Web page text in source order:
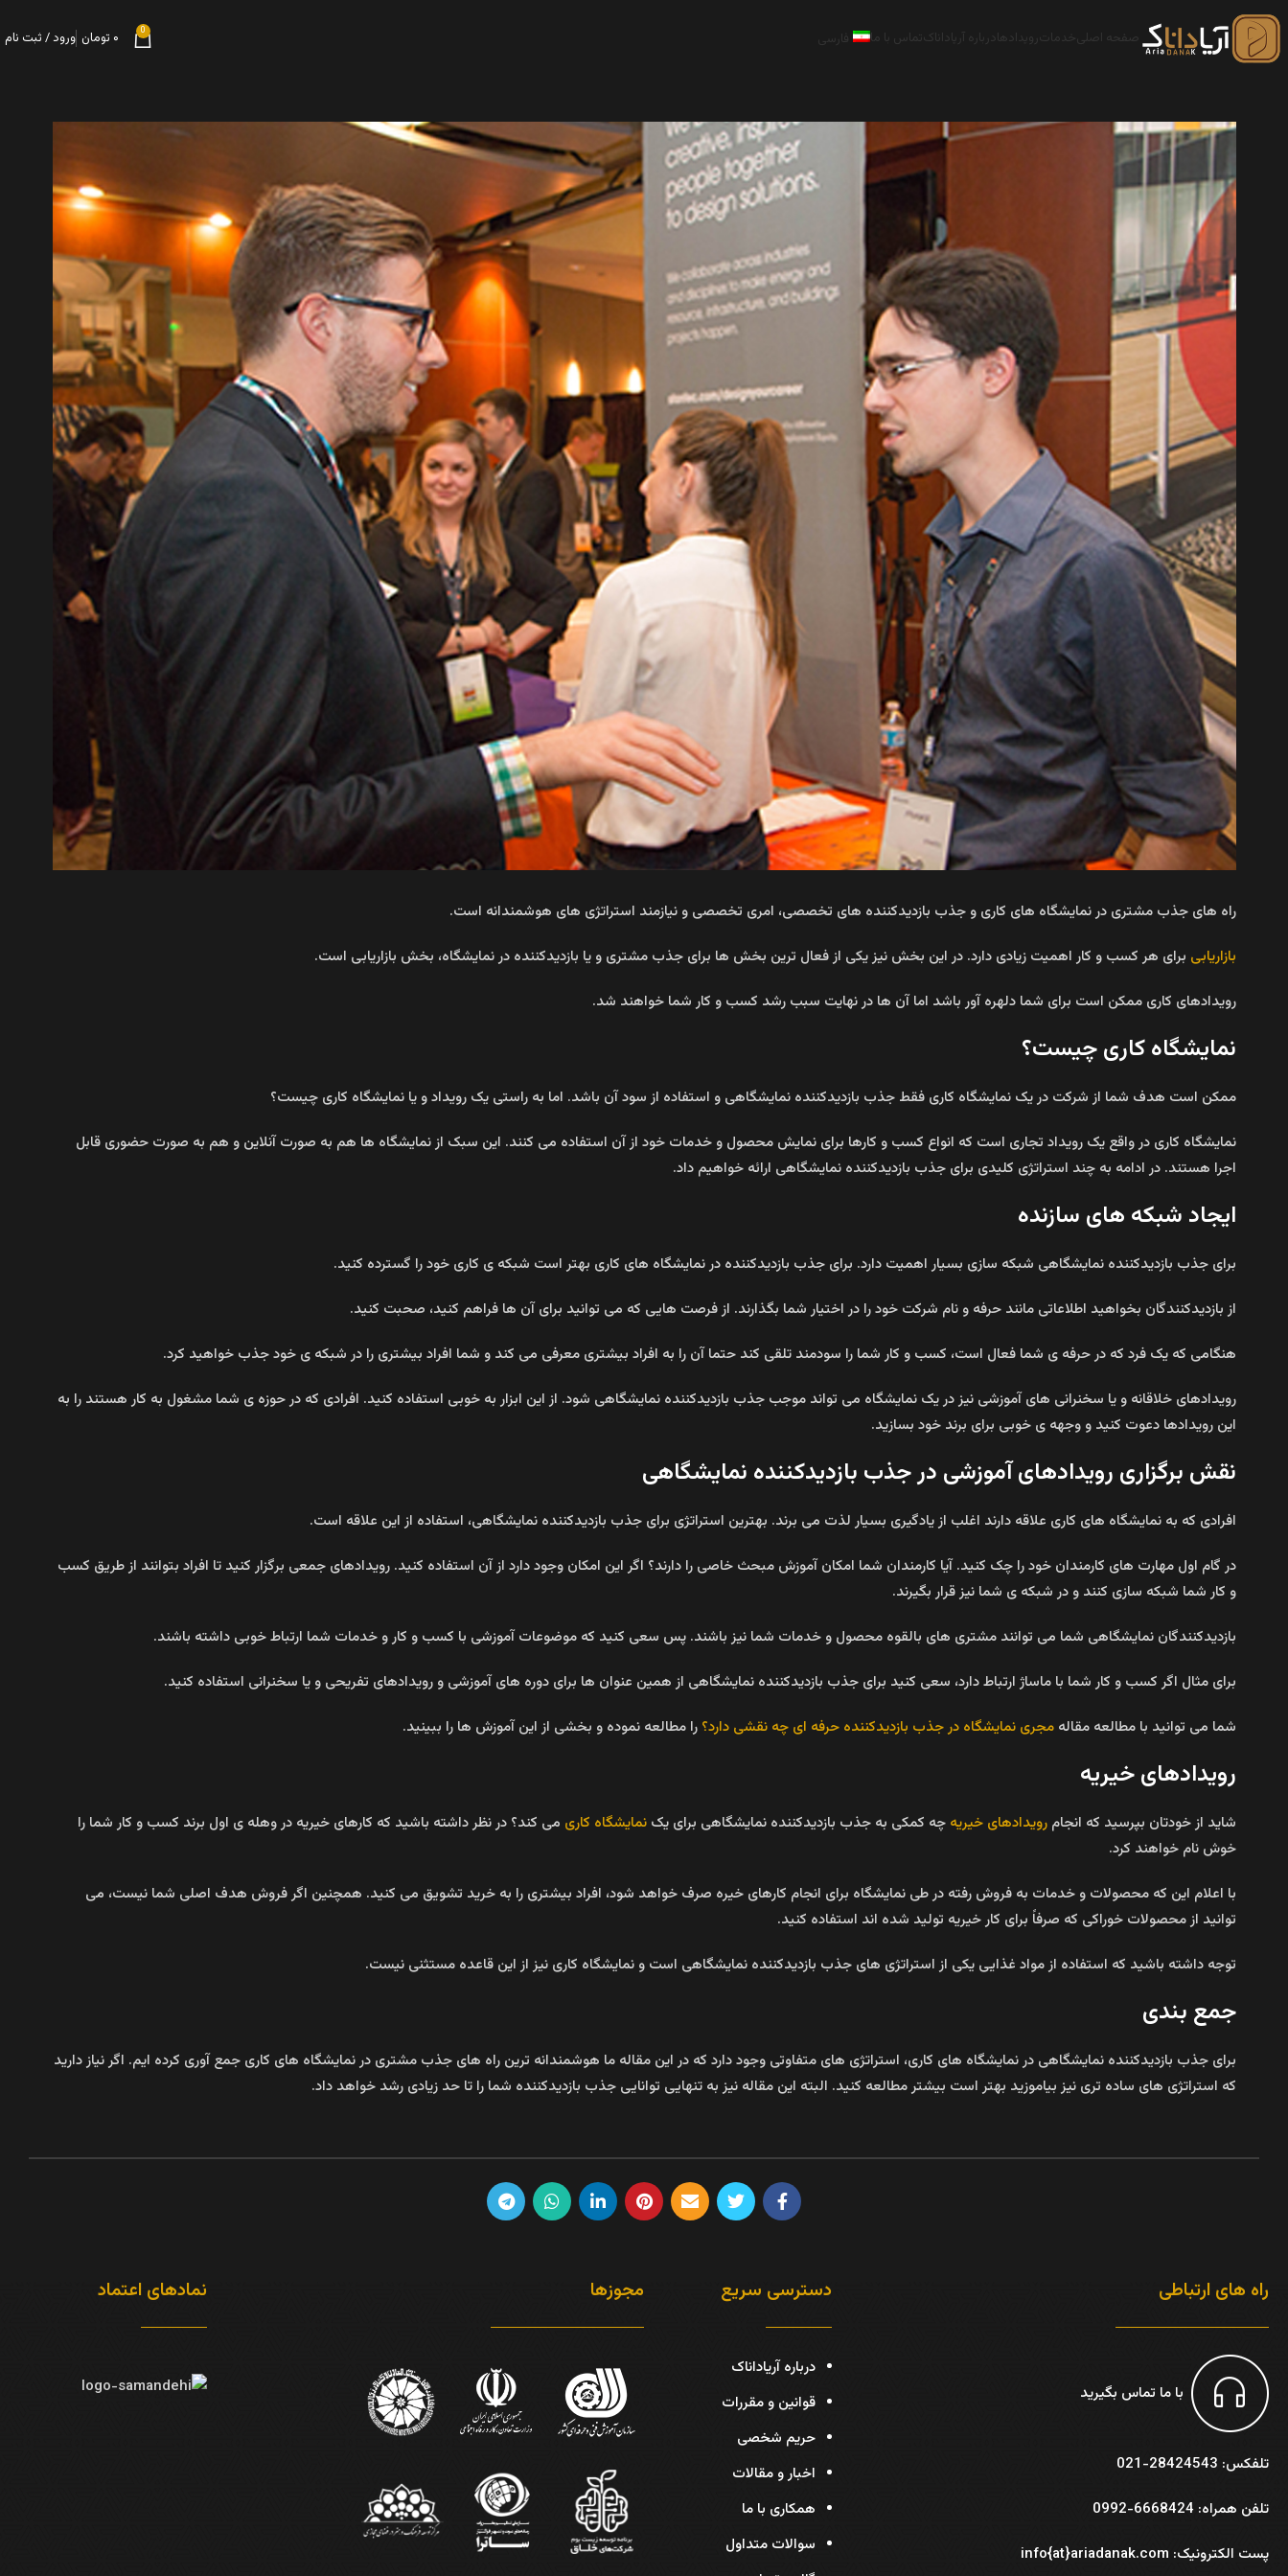
صفحه اصلی خدمات رویدادها درباره آریاداناکتماس با ما فارسی 0 ۰ تومان ورود / ثبت نام
راه های جذب مشتری در نمایشگاه های کاری و جذب بازدیدکننده های تخصصی، امری تخصصی و نیازمند استراتژی های هوشمندانه است.
بازاریابی برای هر کسب و کار اهمیت زیادی دارد. در این بخش نیز یکی از فعال ترین بخش ها برای جذب مشتری و یا بازدیدکننده در نمایشگاه، بخش بازاریابی است.
رویدادهای کاری ممکن است برای شما دلهره آور باشد اما آن ها در نهایت سبب رشد کسب و کار شما خواهند شد.
نمایشگاه کاری چیست؟
ممکن است هدف شما از شرکت در یک نمایشگاه کاری فقط جذب بازدیدکننده نمایشگاهی و استفاده از سود آن باشد. اما به راستی یک رویداد و یا نمایشگاه کاری چیست؟
نمایشگاه کاری در واقع یک رویداد تجاری است که انواع کسب و کارها برای نمایش محصول و خدمات خود از آن استفاده می کنند. این سبک از نمایشگاه ها هم به صورت آنلاین و هم به صورت حضوری قابل
اجرا هستند. در ادامه به چند استراتژی کلیدی برای جذب بازدیدکننده نمایشگاهی ارائه خواهیم داد.
ایجاد شبکه های سازنده
برای جذب بازدیدکننده نمایشگاهی شبکه سازی بسیار اهمیت دارد. برای جذب بازدیدکننده در نمایشگاه های کاری بهتر است شبکه ی کاری خود را گسترده کنید.
از بازدیدکنندگان بخواهید اطلاعاتی مانند حرفه و نام شرکت خود را در اختیار شما بگذارند. از فرصت هایی که می توانید برای آن ها فراهم کنید، صحبت کنید.
هنگامی که یک فرد که در حرفه ی شما فعال است، کسب و کار شما را سودمند تلقی کند حتما آن را به افراد بیشتری معرفی می کند و شما افراد بیشتری را در شبکه ی خود جذب خواهید کرد.
رویدادهای خلاقانه و یا سخنرانی های آموزشی نیز در یک نمایشگاه می تواند موجب جذب بازدیدکننده نمایشگاهی شود. از این ابزار به خوبی استفاده کنید. افرادی که در حوزه ی شما مشغول به کار هستند را به
این رویدادها دعوت کنید و وجهه ی خوبی برای برند خود بسازید.
نقش برگزاری رویدادهای آموزشی در جذب بازدیدکننده نمایشگاهی
افرادی که به نمایشگاه های کاری علاقه دارند اغلب از یادگیری بسیار لذت می برند. بهترین استراتژی برای جذب بازدیدکننده نمایشگاهی، استفاده از این علاقه است.
در گام اول مهارت های کارمندان خود را چک کنید. آیا کارمندان شما امکان آموزش مبحث خاصی را دارند؟ اگر این امکان وجود دارد از آن استفاده کنید. رویدادهای جمعی برگزار کنید تا افراد بتوانند از طریق کسب
و کار شما شبکه سازی کنند و در شبکه ی شما نیز قرار بگیرند.
بازدیدکنندگان نمایشگاهی شما می توانند مشتری های بالقوه محصول و خدمات شما نیز باشند. پس سعی کنید که موضوعات آموزشی با کسب و کار و خدمات شما ارتباط خوبی داشته باشند.
برای مثال اگر کسب و کار شما با ماساژ ارتباط دارد، سعی کنید برای جذب بازدیدکننده نمایشگاهی از همین عنوان ها برای دوره های آموزشی و رویدادهای تفریحی و یا سخنرانی استفاده کنید.
شما می توانید با مطالعه مقاله مجری نمایشگاه در جذب بازدیدکننده حرفه ای چه نقشی دارد؟ را مطالعه نموده و بخشی از این آموزش ها را ببینید.
رویدادهای خیریه
شاید از خودتان بپرسید که انجام رویدادهای خیریه چه کمکی به جذب بازدیدکننده نمایشگاهی برای یک نمایشگاه کاری می کند؟ در نظر داشته باشید که کارهای خیریه در وهله ی اول برند کسب و کار شما را
خوش نام خواهند کرد.
با اعلام این که محصولات و خدمات به فروش رفته در طی نمایشگاه برای انجام کارهای خیره صرف خواهد شود، افراد بیشتری را به خرید تشویق می کنید. همچنین اگر فروش هدف اصلی شما نیست، می
توانید از محصولات خوراکی که صرفاً برای کار خیریه تولید شده اند استفاده کنید.
توجه داشته باشید که استفاده از مواد غذایی یکی از استراتژی های جذب بازدیدکننده نمایشگاهی است و نمایشگاه کاری نیز از این قاعده مستثنی نیست.
جمع بندی
برای جذب بازدیدکننده نمایشگاهی در نمایشگاه های کاری، استراتژی های متفاوتی وجود دارد که در این مقاله ما هوشمندانه ترین راه های جذب مشتری در نمایشگاه های کاری جمع آوری کرده ایم. اگر نیاز دارید
که استراتژی های ساده تری نیز بیاموزید بهتر است بیشتر مطالعه کنید. البته این مقاله نیز به تنهایی توانایی جذب بازدیدکننده شما را تا حد زیادی رشد خواهد داد.
راه های ارتباطی
با ما تماس بگیرید
تلفکس: 28424543-021
تلفن همراه: 6668424-0992
پست الکترونیک: info{at}ariadanak.com
دسترسی سریع
درباره آریاداناک
قوانین و مقررات
حریم شخصی
اخبار و مقالات
همکاری با ما
سوالات متداول
مجوزها نمادهای اعتماد